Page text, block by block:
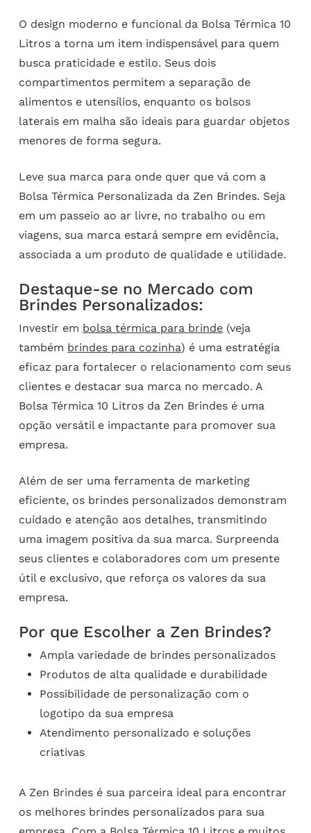
O design moderno e funcional da Bolsa Térmica 10
Litros a torna um item indispensável para quem
busca praticidade e estilo. Seus dois
compartimentos permitem a separação de
alimentos e utensílios, enquanto os bolsos
laterais em malha são ideais para guardar objetos
menores de forma segura.
Leve sua marca para onde quer que vá com a
Bolsa Térmica Personalizada da Zen Brindes. Seja
em um passeio ao ar livre, no trabalho ou em
viagens, sua marca estará sempre em evidência,
associada a um produto de qualidade e utilidade.
Destaque-se no Mercado com
Brindes Personalizados:
Investir em bolsa térmica para brinde(veja
também brindes para cozinha) é uma estratégia
eficaz para fortalecer o relacionamento com seus
clientes e destacar sua marca no mercado. A
Bolsa Térmica 10 Litros da Zen Brindes é uma
opção versátil e impactante para promover sua
empresa.
Além de ser uma ferramenta de marketing
eficiente, os brindes personalizados demonstram
cuidado e atenção aos detalhes, transmitindo
uma imagem positiva da sua marca. Surpreenda
seus clientes e colaboradores com um presente
útil e exclusivo, que reforça os valores da sua
empresa.
Por que Escolher a Zen Brindes?
Ampla variedade de brindes personalizados
Produtos de alta qualidade e durabilidade
Possibilidade de personalização com o
logotipo da sua empresa
Atendimento personalizado e soluções
criativas
A Zen Brindes é sua parceira ideal para encontrar
os melhores brindes personalizados para sua